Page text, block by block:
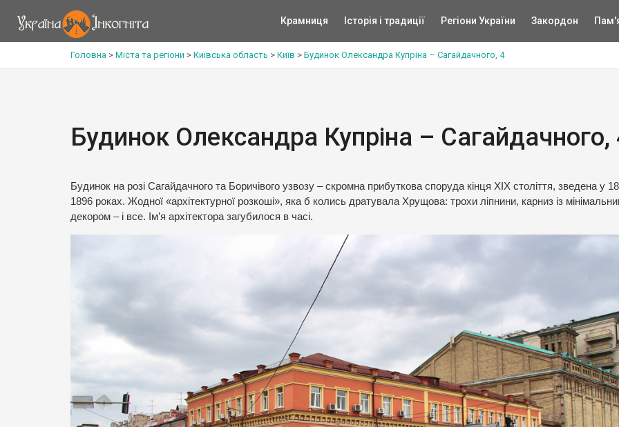
Крамниця Історія і традиції Регіони України Закордон
Головна > Міста та регіони > Київська область > Київ > Будинок Олександра Купріна – Сагайдачного, 4
Будинок Олександра Купріна – Сагайдачного,
Будинок на розі Сагайдачного та Боричівого узвозу – скромна прибуткова споруда кінця XIX століття, зведена у
1896 роках. Жодної «архітектурної розкоші», яка б колись дратувала Хрущова: трохи ліпнини, карниз із
декором – і все. Ім’я архітектора загубилося в часі.